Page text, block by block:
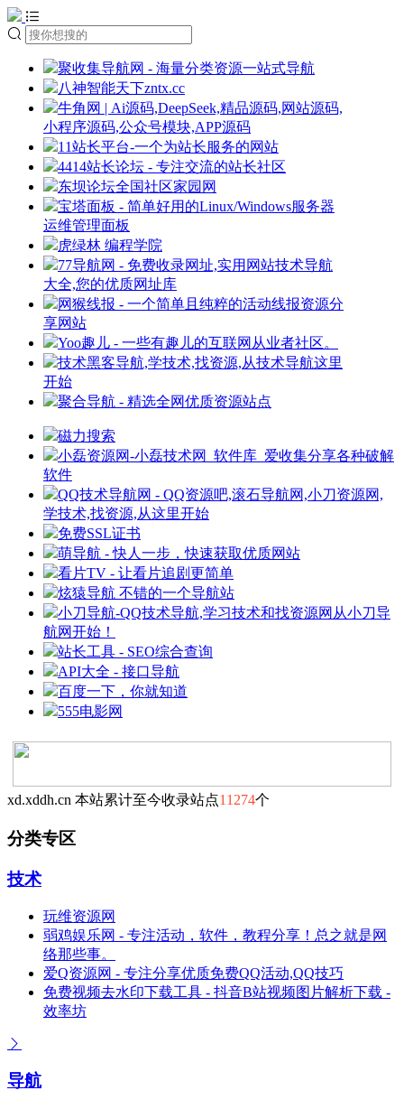
聚收集导航网 - 海量分类资源一站式导航
八神智能天下zntx.cc
牛角网 | Ai源码,DeepSeek,精品源码,网站源码,
小程序源码,公众号模块,APP源码
11站长平台-一个为站长服务的网站
4414站长论坛 - 专注交流的站长社区
东坝论坛全国社区家园网
宝塔面板 - 简单好用的Linux/Windows服务器
运维管理面板
虎绿林 编程学院
77导航网 - 免费收录网址,实用网站技术导航
大全,您的优质网址库
网猴线报 - 一个简单且纯粹的活动线报资源分
享网站
Yoo趣儿 - 一些有趣儿的互联网从业者社区。
技术黑客导航,学技术,找资源,从技术导航这里
开始
聚合导航 - 精选全网优质资源站点
磁力搜索
小磊资源网-小磊技术网_软件库_爱收集分享各种破解
软件
QQ技术导航网 - QQ资源吧,滚石导航网,小刀资源网,
学技术,找资源,从这里开始
免费SSL证书
萌导航 - 快人一步，快速获取优质网站
看片TV - 让看片追剧更简单
炫猿导航 不错的一个导航站
小刀导航-QQ技术导航,学习技术和找资源网从小刀导
航网开始！
站长工具 - SEO综合查询
API大全 - 接口导航
百度一下，你就知道
555电影网
xd.xddh.cn 本站累计至今收录站点11274个
分类专区
技术
玩维资源网
弱鸡娱乐网 - 专注活动，软件，教程分享！总之就是网
络那些事。
爱Q资源网 - 专注分享优质免费QQ活动,QQ技巧
免费视频去水印下载工具 - 抖音B站视频图片解析下载 -
效率坊
导航